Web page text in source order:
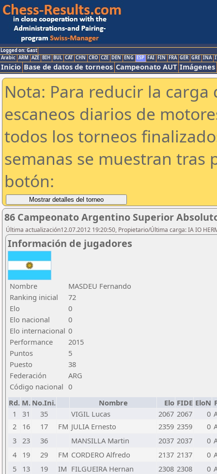
Logged on: Gast
Arabic ARM AZE BIH BUL CAT CHN CRO CZE DEN ENG ESP FAI FIN FRA GER GRE INA
Inicio Base de datos de torneos Campeonato AUT Imágenes
Nota: Para reducir la
escaneos diarios de
todos los torneos
semanas se muestran tras
botón:
86 Campeonato Argentino Superior
Última actualización12.07.2012 19:20:50, Propietario/Última carga: IA IO
Información de jugadores
Nombre
MASDEU Fernando
Ranking inicial
72
Elo
0
Elo nacional
0
Elo internacional 0
Performance
2015
Puntos
5
Puesto
38
Federación
ARG
Código nacional 0
Rd. M. No.Ini. Nombre Elo FIDE EloN
1
31 35 VIGIL Lucas 2067 2067 0
2
16 17 FM JULIA Ernesto 2359 2359 0
3 23 36 MANSILLA Martin 2037 2037 0
4
19 29 FM CORDERO Alfredo 2137 2137 0
5
13 19 IM FILGUEIRA Hernan 2308 2308 0